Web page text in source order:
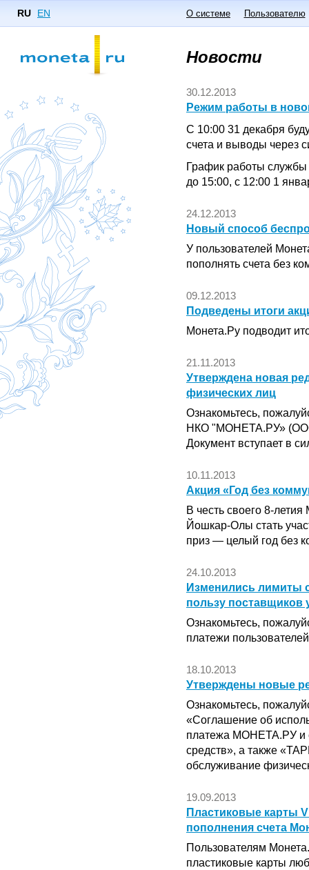
RU EN О системе Пользователю
Новости
30.12.2013
Режим работы в
С 10:00 31 декабря
счета и выводы через
График работы службы
до 15:00, с 12:00 1
24.12.2013
Новый способ
У пользователей
пополнять счета без
09.12.2013
Подведены итоги
Монета.Ру подводит
21.11.2013
Утверждена новая
физических лиц
Ознакомьтесь,
НКО "МОНЕТА.РУ»
Документ вступает в
10.11.2013
Акция «Год без
В честь своего 8-
Йошкар-Олы стать
приз — целый год без
24.10.2013
Изменились лимиты
пользу поставщиков
Ознакомьтесь,
платежи
18.10.2013
Утверждены новые
Ознакомьтесь,
«Соглашение об
платежа МОНЕТА.РУ и
средств», а также
обслуживание
19.09.2013
Пластиковые карты
пополнения счета
Пользователям
пластиковые карты